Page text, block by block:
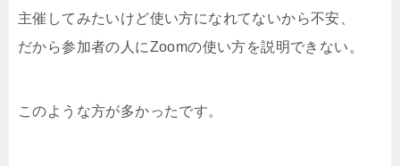
主催してみたいけど使い方になれてないから不安、
だから参加者の人にZoomの使い方を説明できない。
このような方が多かったです。